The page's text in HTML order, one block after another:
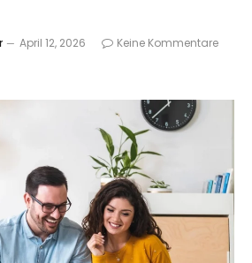
April 12, 2026
Keine Kommentare